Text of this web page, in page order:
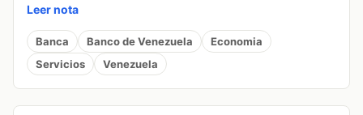
Leer nota
Banca Banco de Venezuela
Economia
Servicios
Venezuela